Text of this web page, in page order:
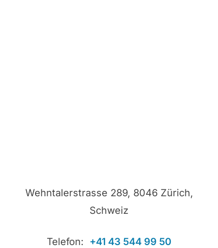
Wehntalerstrasse 289, 8046 Zürich,
Schweiz
Telefon: +41 43 544 99 50